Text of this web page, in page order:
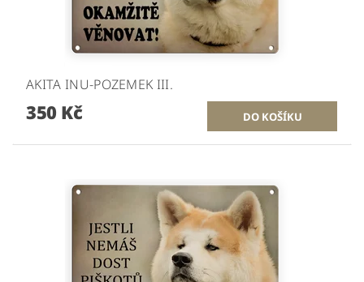
AKITA INU-POZEMEK III.
350 Kč